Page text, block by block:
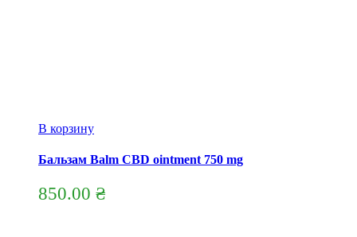
В корзину
Бальзам Balm CBD ointment 750 mg
850.00 ₴